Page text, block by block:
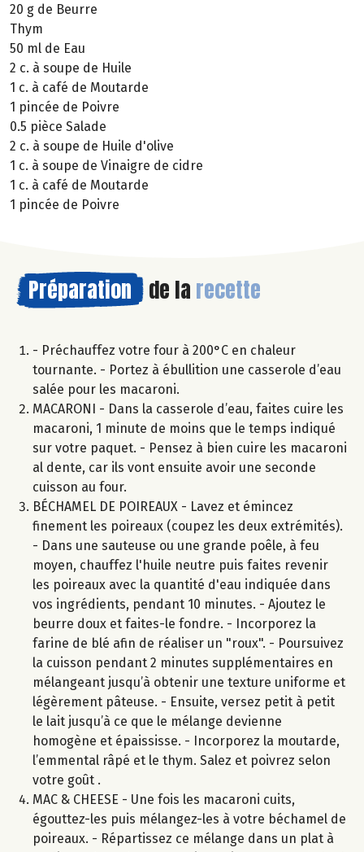
20 g de Beurre
Thym
50 ml de Eau
2 c. à soupe de Huile
1 c. à café de Moutarde
1 pincée de Poivre
0.5 pièce Salade
2 c. à soupe de Huile d'olive
1 c. à soupe de Vinaigre de cidre
1 c. à café de Moutarde
1 pincée de Poivre
Préparation de la recette
- Préchauffez votre four à 200°C en chaleur
tournante. - Portez à ébullition une casserole d’eau
salée pour les macaroni.
MACARONI - Dans la casserole d’eau, faites cuire les
macaroni, 1 minute de moins que le temps indiqué
sur votre paquet. - Pensez à bien cuire les macaroni
al dente, car ils vont ensuite avoir une seconde
cuisson au four.
BÉCHAMEL DE POIREAUX - Lavez et émincez
finement les poireaux (coupez les deux extrémités).
- Dans une sauteuse ou une grande poêle, à feu
moyen, chauffez l'huile neutre puis faites revenir
les poireaux avec la quantité d'eau indiquée dans
vos ingrédients, pendant 10 minutes. - Ajoutez le
beurre doux et faites-le fondre. - Incorporez la
farine de blé afin de réaliser un "roux". - Poursuivez
la cuisson pendant 2 minutes supplémentaires en
mélangeant jusqu’à obtenir une texture uniforme et
légèrement pâteuse. - Ensuite, versez petit à petit
le lait jusqu’à ce que le mélange devienne
homogène et épaississe. - Incorporez la moutarde,
l’emmental râpé et le thym. Salez et poivrez selon
votre goût .
MAC & CHEESE - Une fois les macaroni cuits,
égouttez-les puis mélangez-les à votre béchamel de
poireaux. - Répartissez ce mélange dans un plat à